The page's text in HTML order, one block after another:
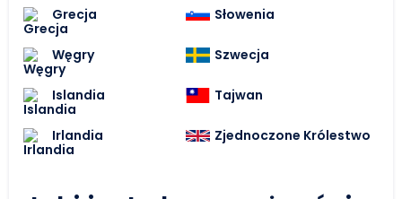
Grecja
Węgry
Islandia
Irlandia
Słowenia
Szwecja
Tajwan
Zjednoczone Królestwo